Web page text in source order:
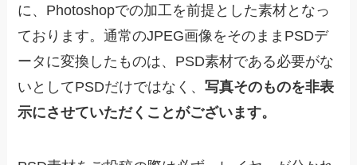
に、Photoshopでの加工を前提とした素材となっ
ております。通常のJPEG画像をそのままPSDデ
ータに変換したものは、PSD素材である必要がな
いとしてPSDだけではなく、写真そのものを非表
示にさせていただくことがございます。